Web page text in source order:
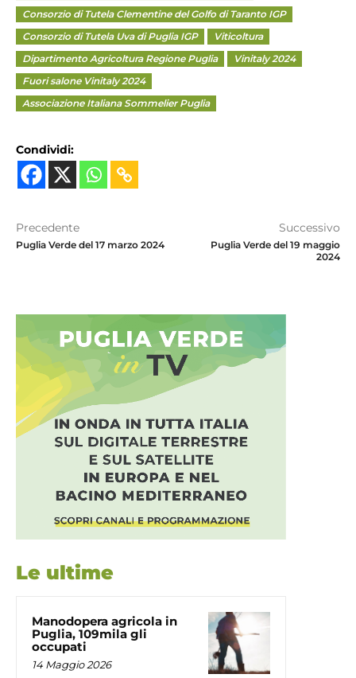
Consorzio di Tutela Clementine del Golfo di Taranto IGP
Consorzio di Tutela Uva di Puglia IGP
Viticoltura
Dipartimento Agricoltura Regione Puglia
Vinitaly 2024
Fuori salone Vinitaly 2024
Associazione Italiana Sommelier Puglia
Condividi:
Precedente
Puglia Verde del 17 marzo 2024
Successivo
Puglia Verde del 19 maggio
2024
Le ultime
Manodopera agricola in
Puglia, 109mila gli
occupati
14 Maggio 2026